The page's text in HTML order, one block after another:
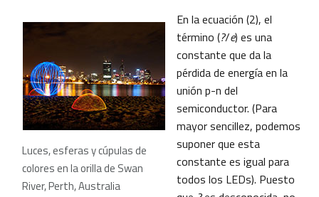
Luces, esferas y cúpulas de
colores en la orilla de Swan
River, Perth, Australia
En la ecuación (2), el
término (?/e) es una
constante que da la
pérdida de energía en la
unión p-n del
semiconductor. (Para
mayor sencillez, podemos
suponer que esta
constante es igual para
todos los LEDs). Puesto